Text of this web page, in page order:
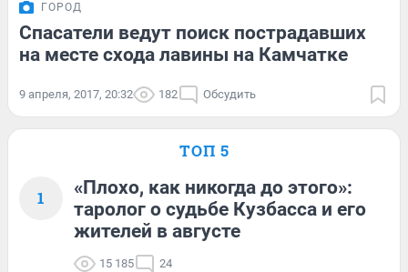
ГОРОД
Спасатели ведут поиск пострадавших
на месте схода лавины на Камчатке
9 апреля, 2017, 20:32 182 Обсудить
ТОП 5
1
«Плохо, как никогда до этого»:
таролог о судьбе Кузбасса и его
жителей в августе
15 185 24